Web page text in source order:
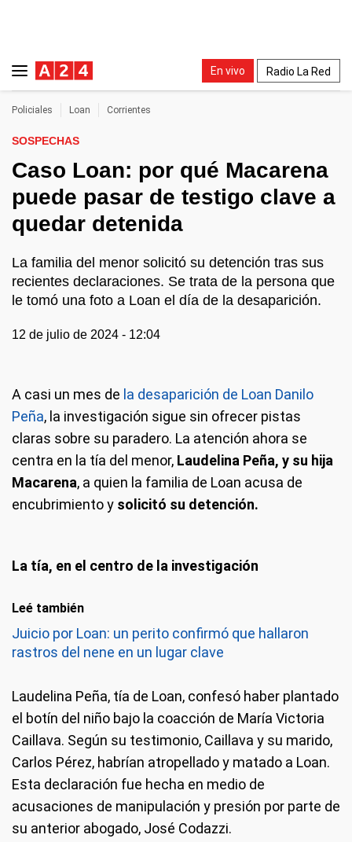
En vivo Radio La Red
Policiales Loan Corrientes
SOSPECHAS
Caso Loan: por qué Macarena
puede pasar de testigo clave a
quedar detenida
La familia del menor solicitó su detención tras sus
recientes declaraciones. Se trata de la persona que
le tomó una foto a Loan el día de la desaparición.
12 de julio de 2024 - 12:04
A casi un mes de la desaparición de Loan Danilo
Peña, la investigación sigue sin ofrecer pistas
claras sobre su paradero. La atención ahora se
centra en la tía del menor, Laudelina Peña, y su hija
Macarena, a quien la familia de Loan acusa de
encubrimiento y solicitó su detención.
La tía, en el centro de la investigación
Leé también
Juicio por Loan: un perito confirmó que hallaron
rastros del nene en un lugar clave
Laudelina Peña, tía de Loan, confesó haber plantado
el botín del niño bajo la coacción de María Victoria
Caillava. Según su testimonio, Caillava y su marido,
Carlos Pérez, habrían atropellado y matado a Loan.
Esta declaración fue hecha en medio de
acusaciones de manipulación y presión por parte de
su anterior abogado, José Codazzi.